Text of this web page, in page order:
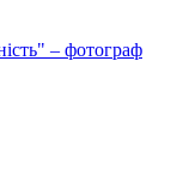
– фотограф